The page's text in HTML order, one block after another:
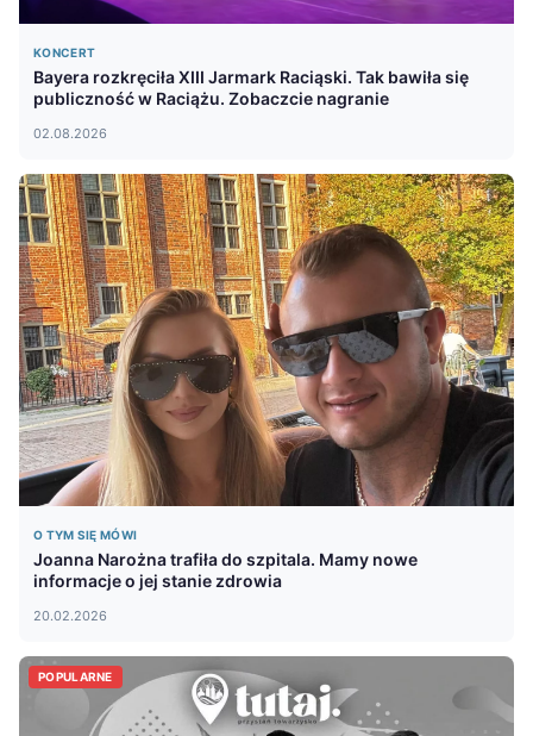
KONCERT
Bayera rozkręciła XIII Jarmark Raciąski. Tak bawiła się
publiczność w Raciążu. Zobaczcie nagranie
02.08.2026
O TYM SIĘ MÓWI
Joanna Narożna trafiła do szpitala. Mamy nowe
informacje o jej stanie zdrowia
20.02.2026
POPULARNE